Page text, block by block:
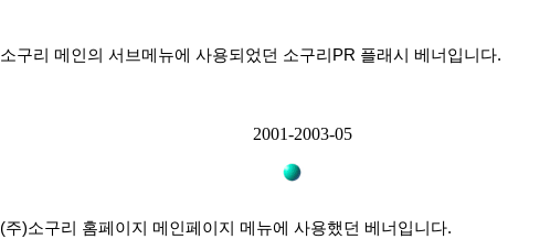
소구리 메인의 서브메뉴에 사용되었던 소구리PR 플래시 베너입니다.
2001-2003-05
(주)소구리 홈페이지 메인페이지 메뉴에 사용했던 베너입니다.